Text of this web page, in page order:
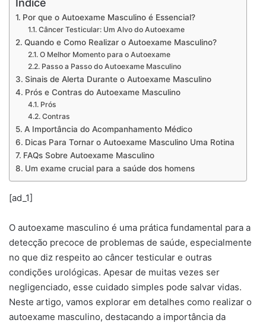
Por que o Autoexame Masculino é Essencial?
Câncer Testicular: Um Alvo do Autoexame
Quando e Como Realizar o Autoexame Masculino?
O Melhor Momento para o Autoexame
Passo a Passo do Autoexame Masculino
Sinais de Alerta Durante o Autoexame Masculino
Prós e Contras do Autoexame Masculino
Prós
Contras
A Importância do Acompanhamento Médico
Dicas Para Tornar o Autoexame Masculino Uma Rotina
FAQs Sobre Autoexame Masculino
Um exame crucial para a saúde dos homens
[ad_1]
O autoexame masculino é uma prática fundamental para a
detecção precoce de problemas de saúde, especialmente
no que diz respeito ao câncer testicular e outras
condições urológicas. Apesar de muitas vezes ser
negligenciado, esse cuidado simples pode salvar vidas.
Neste artigo, vamos explorar em detalhes como realizar o
autoexame masculino, destacando a importância da